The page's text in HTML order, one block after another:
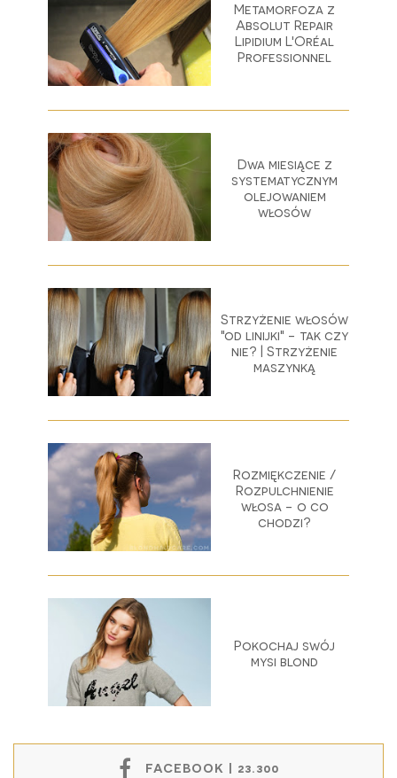
Metamorfoza z
Absolut Repair
Lipidium L'Oréal
Professionnel
Dwa miesiące z
systematycznym
olejowaniem
włosów
Strzyżenie włosów
"od linijki" - tak czy
nie? | Strzyżenie
maszynką
Rozmiękczenie /
Rozpulchnienie
włosa - o co
chodzi?
Pokochaj swój
mysi blond
FACEBOOK | 23.300